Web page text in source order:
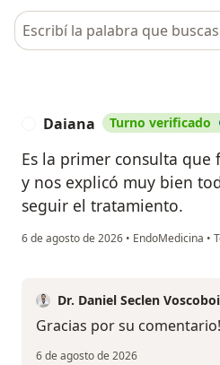
Busca en opiniones
Daiana Turno verificado
Es la primer consulta
y nos explicó muy bien
seguir el tratamiento.
6 de agosto de 2026 • EndoMedicina •
Dr. Daniel Seclen
Gracias por su comentario!
6 de agosto de 2026